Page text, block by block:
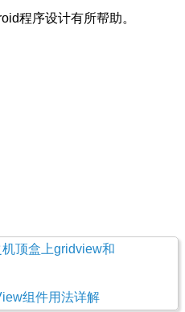
程序设计有所帮助。
顶盒上gridview和
组件用法详解